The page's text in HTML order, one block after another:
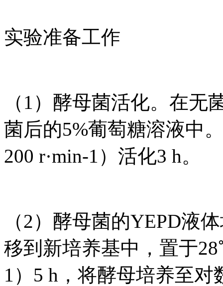
实验准备工作
（1）酵母菌活化。在无
菌后的5%葡萄糖溶液中
200 r·min-1）活化3 h。
（2）酵母菌的YEPD液
移到新培养基中，置于
1）5 h，将酵母培养至